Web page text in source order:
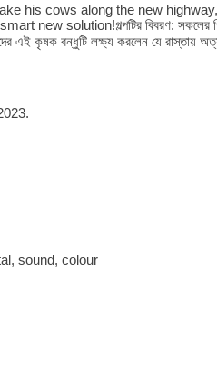
his cows along the new
solution!গল্পটির বিবরণ: সকলের প্রিয়
এই কৃষক বন্ধুটি লক্ষ্য করলেন যে রাস্তায়
sound, colour